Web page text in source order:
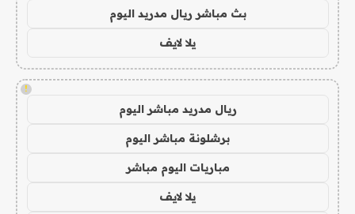
بث مباشر ريال مدريد اليوم
يلا لايف
!
ريال مدريد مباشر اليوم
برشلونة مباشر اليوم
مباريات اليوم مباشر
يلا لايف